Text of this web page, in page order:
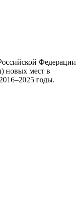
Федерации
новых мест в
годы.